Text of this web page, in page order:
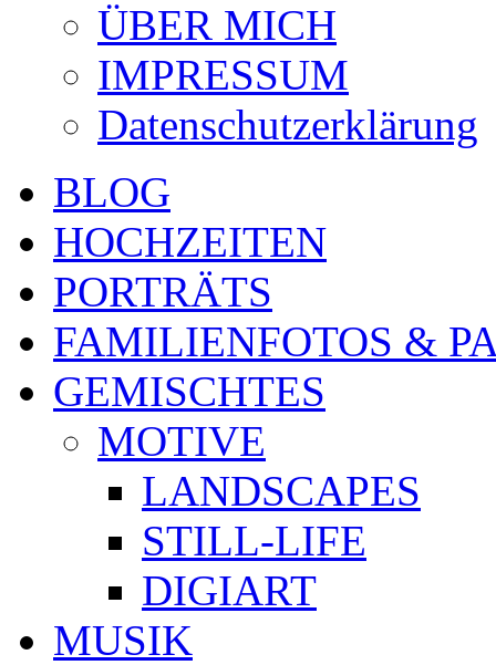
ÜBER MICH
IMPRESSUM
Datenschutzerklärung
BLOG
HOCHZEITEN
PORTRÄTS
FAMILIENFOTOS &
GEMISCHTES
MOTIVE
LANDSCAPES
STILL-LIFE
DIGIART
MUSIK